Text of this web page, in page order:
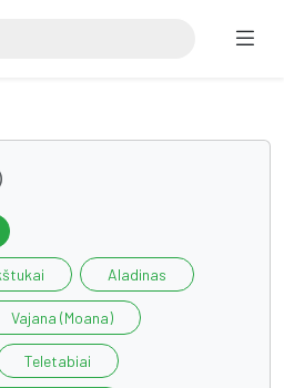
Aladinas
Vajana (Moana)
Teletabiai